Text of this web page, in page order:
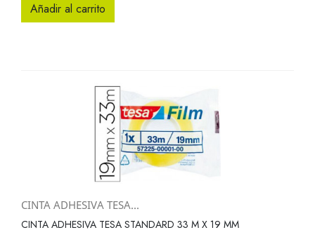
Añadir al carrito
CINTA ADHESIVA TESA...
CINTA ADHESIVA TESA STANDARD 33 M X 19 MM